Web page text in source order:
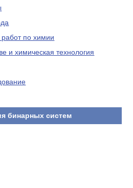
по химии
и химическая технология
бинарных систем